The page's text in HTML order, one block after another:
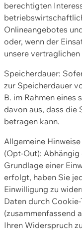
berechtigten
Onlineangebotes
oder, wenn der
unsere
Speicherdauer:
zur Speicherdauer
B. im Rahmen eines
davon aus, dass die
betragen kann.
Allgemeine
(Opt-Out):
Grundlage einer
erfolgt, haben Sie
Einwilligung zu
Daten durch
(zusammenfassend
Ihren Widerspruch